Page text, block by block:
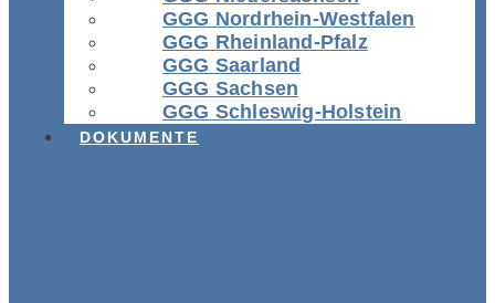
GGG Nordrhein-Westfalen
GGG Rheinland-Pfalz
GGG Saarland
GGG Sachsen
GGG Schleswig-Holstein
DOKUMENTE